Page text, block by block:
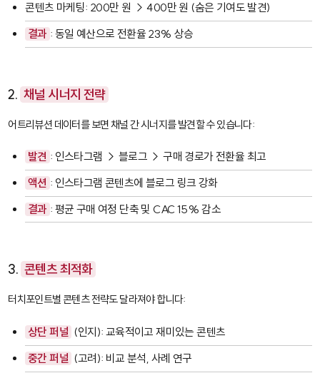
콘텐츠 마케팅: 200만 원 → 400만 원 (숨은 기여도 발견)
결과 : 동일 예산으로 전환율 23% 상승
2. 채널 시너지 전략
어트리뷰션 데이터를 보면 채널 간 시너지를 발견할 수 있습니다:
발견 : 인스타그램 → 블로그 → 구매 경로가 전환율 최고
액션 : 인스타그램 콘텐츠에 블로그 링크 강화
결과 : 평균 구매 여정 단축 및 CAC 15% 감소
3. 콘텐츠 최적화
터치포인트별 콘텐츠 전략도 달라져야 합니다:
상단 퍼널 (인지): 교육적이고 재미있는 콘텐츠
중간 퍼널 (고려): 비교 분석, 사례 연구